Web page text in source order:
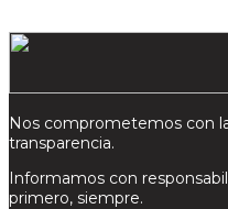
Nos comprometemos con
transparencia.
Informamos con
primero, siempre.